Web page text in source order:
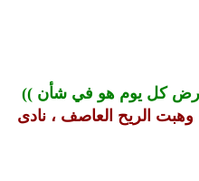
كل يوم هو في شأن ))
وهبت الريح العاصف ، نادى